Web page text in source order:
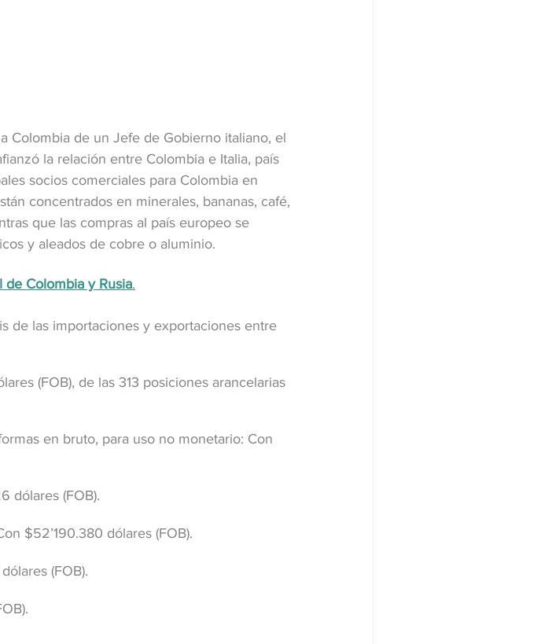
Colombia de un Jefe de Gobierno italiano, el
la relación entre Colombia e Italia, país
socios comerciales para Colombia en
concentrados en minerales, bananas, café,
que las compras al país europeo se
y aleados de cobre o aluminio.
de Colombia y Rusia.
de las importaciones y exportaciones entre
(FOB), de las 313 posiciones arancelarias
en bruto, para uso no monetario: Con
dólares (FOB).
$52’190.380 dólares (FOB).
(FOB).